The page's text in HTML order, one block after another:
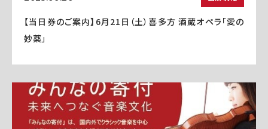
【当日券のご案内】6月21日（土）喜多方 酒蔵オペラ「愛の
妙薬」